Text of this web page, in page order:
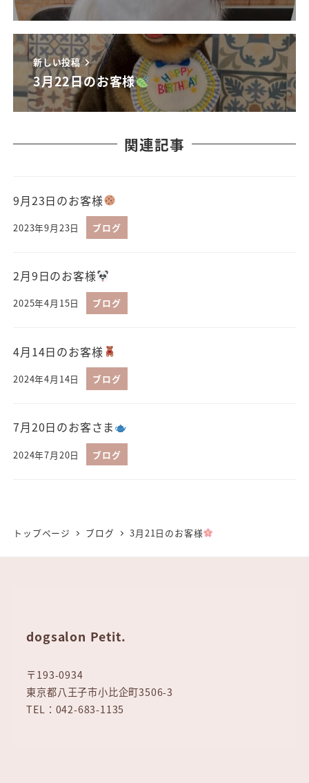
新しい投稿
3月22日のお客様
関連記事
9月23日のお客様
2023年9月23日 ブログ
2月9日のお客様
2025年4月15日 ブログ
4月14日のお客様
2024年4月14日 ブログ
7月20日のお客さま
2024年7月20日 ブログ
トップページ ブログ 3月21日のお客様
dogsalon Petit.
〒193-0934
東京都八王子市小比企町3506-3
TEL：042-683-1135